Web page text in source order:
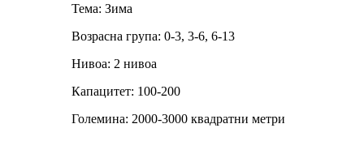
Тема: Зима
Возрасна група: 0-3, 3-6, 6-13
Нивоа: 2 нивоа
Капацитет: 100-200
Големина: 2000-3000 квадратни метри